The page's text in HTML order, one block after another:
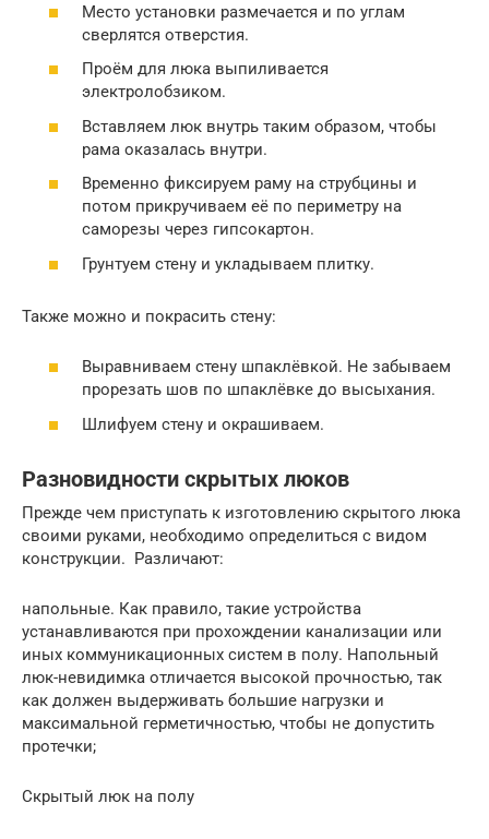
Место установки размечается и по углам
сверлятся отверстия.
Проём для люка выпиливается
электролобзиком.
Вставляем люк внутрь таким образом, чтобы
рама оказалась внутри.
Временно фиксируем раму на струбцины и
потом прикручиваем её по периметру на
саморезы через гипсокартон.
Грунтуем стену и укладываем плитку.
Также можно и покрасить стену:
Выравниваем стену шпаклёвкой. Не забываем
прорезать шов по шпаклёвке до высыхания.
Шлифуем стену и окрашиваем.
Разновидности скрытых люков
Прежде чем приступать к изготовлению скрытого люка
своими руками, необходимо определиться с видом
конструкции. Различают:
напольные. Как правило, такие устройства
устанавливаются при прохождении канализации или
иных коммуникационных систем в полу. Напольный
люк-невидимка отличается высокой прочностью, так
как должен выдерживать большие нагрузки и
максимальной герметичностью, чтобы не допустить
протечки;
Скрытый люк на полу